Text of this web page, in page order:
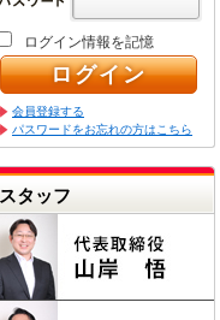
ログイン情報を記憶
会員登録する
パスワードをお忘れの方はこちら
スタッフ